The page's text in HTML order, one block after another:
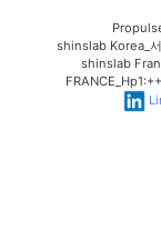
shinslab Korea_
shinslab